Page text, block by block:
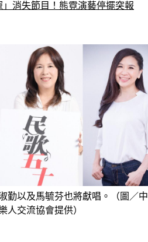
」消失節目！熊霓演藝停擺突報
勤以及馬毓芬也將獻唱。（圖／
人交流協會提供）